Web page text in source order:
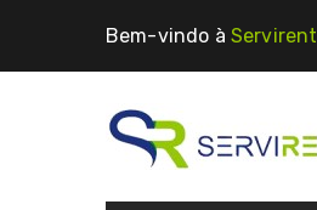
Bem-vindo à Servirent